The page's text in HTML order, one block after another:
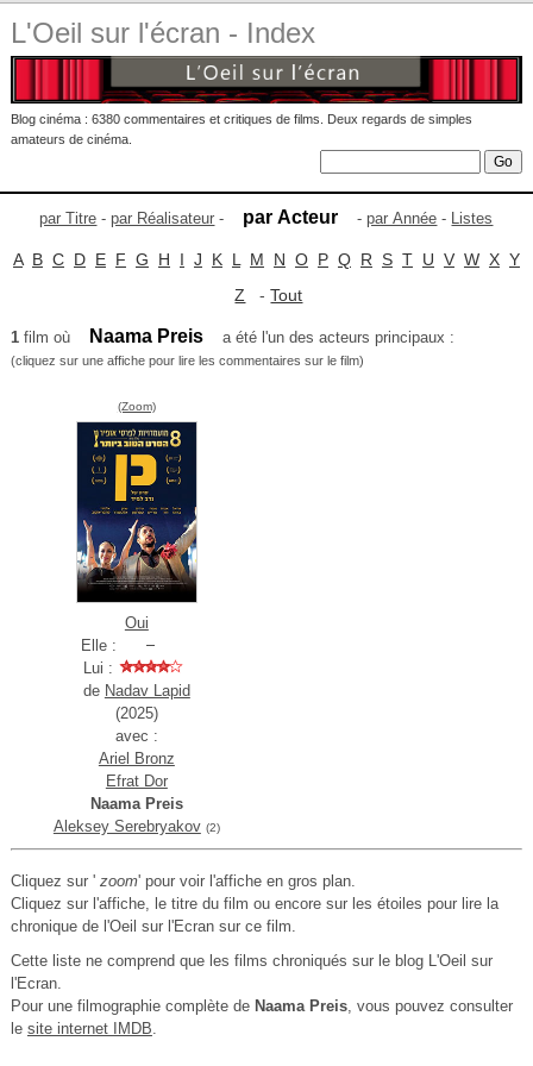
L'Oeil sur l'écran - Index
Blog cinéma : 6380 commentaires et critiques de films. Deux regards de simples
amateurs de cinéma.
par Titre -par Réalisateur - par Acteur -par Année - Listes
A B C D E F G H I J K L M N O P Q R S T U V W X Y
Z -Tout
1film où Naama Preis a été l'un des acteurs principaux :
(cliquez sur une affiche pour lire les commentaires sur le film)
(Zoom)
Oui
Elle :
Lui :
de Nadav Lapid
(2025)
avec :
Ariel Bronz
Efrat Dor
Naama Preis
Aleksey Serebryakov (2)
Cliquez sur ' zoom' pour voir l'affiche en gros plan.
Cliquez sur l'affiche, le titre du film ou encore sur les étoiles pour lire la
chronique de l'Oeil sur l'Ecran sur ce film.
Cette liste ne comprend que les films chroniqués sur le blog L'Oeil sur
l'Ecran.
Pour une filmographie complète de Naama Preis, vous pouvez consulter
le site internet IMDB.